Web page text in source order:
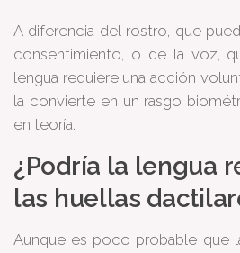
A diferencia del rostro, que
consentimiento, o de la voz,
lengua requiere una acción
la convierte en un rasgo
en teoría.
¿Podría la lengua
las huellas
Aunque es poco probable que